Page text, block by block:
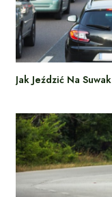
Jak Jeździć Na